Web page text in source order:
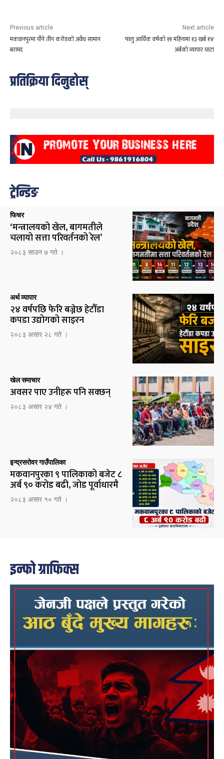
Previous article
मकवानपुरमा पौने तीन करोडको अवैध सामान
बरामद
Next article
चालु आर्थिक वर्षको ११ महिनामा १३ खर्ब १४
अर्बको व्यापार घाटा
प्रतिक्रिया दिनुहोस्
ट्रेन्डिङ
फिचर
‘मन्त्रालयको खेल, बागमतीले
चलायो सत्ता परिवर्तनको रेल’
२०८३ साउन ७ गते ।
अर्थ व्यापार
२४ वर्षपछि फेरि बज्नेछ हेटौँडा
कपडा उद्योगको साइरन
२०८३ असार २८ गते ।
खेल समाचार
अवसर पाए उनीहरू पनि सक्छन्
२०८३ असार २४ गते ।
इन्द्रसरोवर गाउँपालिका
मकवानपुरका ९ पालिकाको बजेट ८
अर्ब ९० करोड बढी, जोड पूर्वाधारमै
२०८३ असार १० गते ।
इन्फो ग्राफिक्स